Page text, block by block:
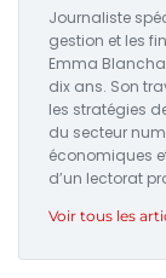
Journaliste
gestion et les
Emma
dix ans. Son
les stratégies
du secteur
économiques
d’un lectorat
Voir tous les